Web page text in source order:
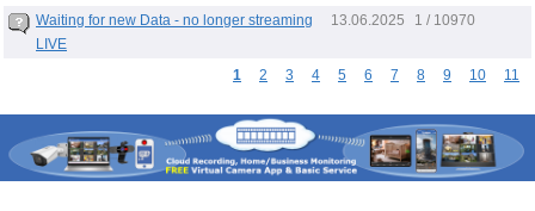
Waiting for new Data - no longer streaming
LIVE
13.06.2025 1 / 10970
1 2 3 4 5 6 7 8 9 10 11